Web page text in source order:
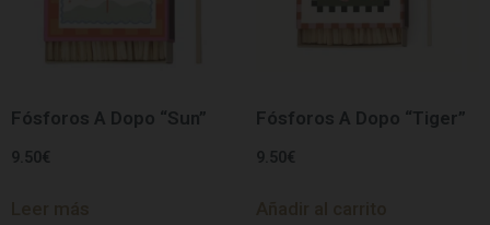
Fósforos A Dopo “Sun”
9.50€
Fósforos A Dopo “Tiger”
9.50€